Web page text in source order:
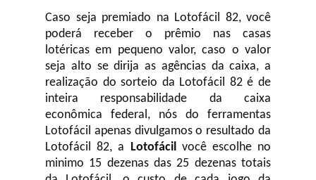
Caso seja premiado na Lotofácil 82, você
poderá receber o prêmio nas casas
lotéricas em pequeno valor, caso o valor
seja alto se dirija as agências da caixa, a
realização do sorteio da Lotofácil 82 é de
inteira responsabilidade da caixa
econômica federal, nós do ferramentas
Lotofácil apenas divulgamos o resultado da
Lotofácil 82, a Lotofácilvocê escolhe no
minimo 15 dezenas das 25 dezenas totais